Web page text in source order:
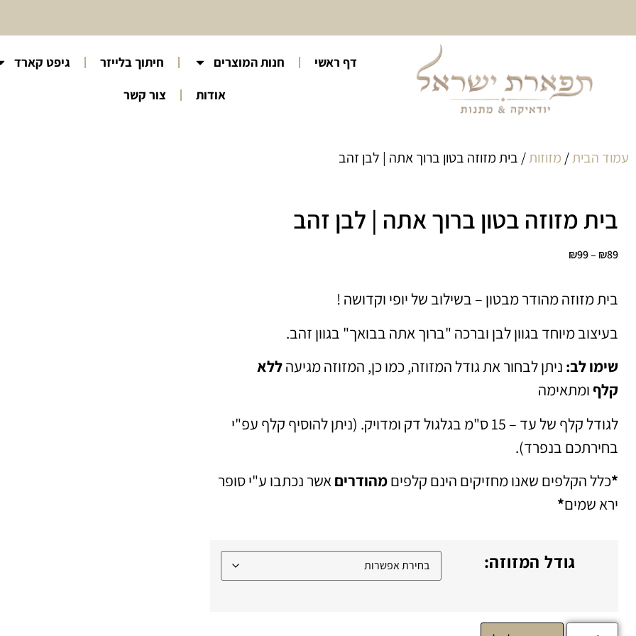
10% הנחה על כל קטגוריית
כיסוי לטלית ולתפילין דף ראשי חנות המוצרים חיתוך בלייזר
גיפט קארד
אודות
צור קשר
עמוד הבית/ מזוזות/ בית מזוזה בטון ברוך אתה | לבן זהב
בית מזוזה בטון ברוך אתה | לבן זהב
₪89
–
₪99
בית מזוזה מהודר מבטון – בשילוב של יופי וקדושה !
בעיצוב מיוחד בגוון לבן וברכה "ברוך אתה בבואך" בגוון זהב.
שימו לב: ניתן לבחור את גודל המזוזה, כמו כן, המזוזה מגיעהללא
קלףומתאימה
לגודל קלף של עד – 15 ס"מ בגלגול דק ומדויק. (ניתן להוסיף קלף עפ"י
בחירתכם בנפרד).
*כלל הקלפים שאנו מחזיקים הינם קלפיםמהודריםאשר נכתבו ע"י סופר
ירא שמים*
גודל המזוזה: